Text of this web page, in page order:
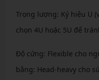
Trọng lượng: Ký hiệu U
chọn 4U hoặc 5U để
Độ cứng: Flexible cho
bằng: Head-heavy cho